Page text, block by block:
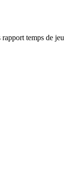
temps de jeu